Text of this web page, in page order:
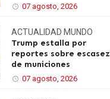
07 agosto, 2026
ACTUALIDAD MUNDO
Trump estalla por
reportes sobre escasez
de municiones
07 agosto, 2026